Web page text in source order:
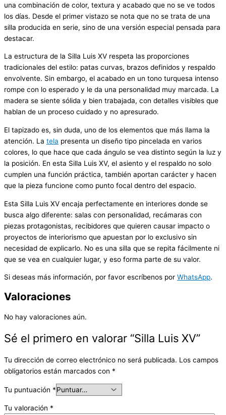
una combinación de color, textura y acabado que no se ve todos
los días. Desde el primer vistazo se nota que no se trata de una
silla producida en serie, sino de una versión especial pensada para
destacar.
La estructura de la Silla Luis XV respeta las proporciones
tradicionales del estilo: patas curvas, brazos definidos y respaldo
envolvente. Sin embargo, el acabado en un tono turquesa intenso
rompe con lo esperado y le da una personalidad muy marcada. La
madera se siente sólida y bien trabajada, con detalles visibles que
hablan de un proceso cuidado y no apresurado.
El tapizado es, sin duda, uno de los elementos que más llama la
atención. La tela presenta un diseño tipo pincelada en varios
colores, lo que hace que cada ángulo se vea distinto según la luz y
la posición. En esta Silla Luis XV, el asiento y el respaldo no solo
cumplen una función práctica, también aportan carácter y hacen
que la pieza funcione como punto focal dentro del espacio.
Esta Silla Luis XV encaja perfectamente en interiores donde se
busca algo diferente: salas con personalidad, recámaras con
piezas protagonistas, recibidores que quieren causar impacto o
proyectos de interiorismo que apuestan por lo exclusivo sin
necesidad de explicarlo. No es una silla que se repita fácilmente ni
que se vea en cualquier lugar, y eso forma parte de su valor.
Si deseas más información, por favor escríbenos por WhatsApp.
Valoraciones
No hay valoraciones aún.
Sé el primero en valorar “Silla Luis XV”
Tu dirección de correo electrónico no será publicada. Los campos
obligatorios están marcados con *
Tu puntuación *
Tu valoración *